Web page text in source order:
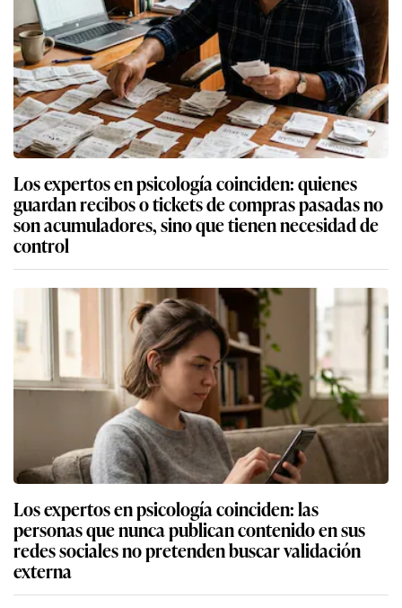
Los expertos en psicología coinciden: quienes
guardan recibos o tickets de compras pasadas no
son acumuladores, sino que tienen necesidad de
control
Los expertos en psicología coinciden: las
personas que nunca publican contenido en sus
redes sociales no pretenden buscar validación
externa